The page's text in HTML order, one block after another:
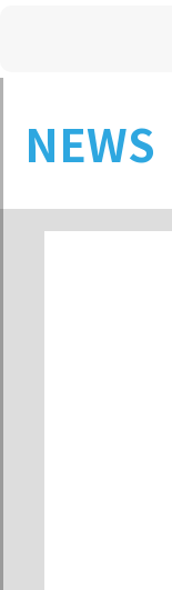
NEWS